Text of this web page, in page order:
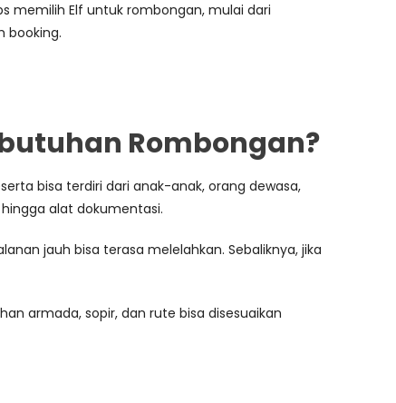
memilih Elf untuk rombongan, mulai dari
booking.
Rombongan?
bisa terdiri dari anak-anak, orang dewasa,
alat dokumentasi.
jauh bisa terasa melelahkan. Sebaliknya, jika
armada, sopir, dan rute bisa disesuaikan